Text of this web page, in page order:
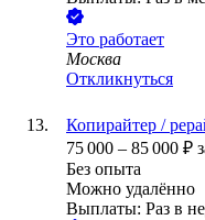
Это работает
Москва
Откликнуться
Копирайтер /
75 000 – 85 000 ₽
Без опыта
Можно удалённо
Выплаты: Раз в